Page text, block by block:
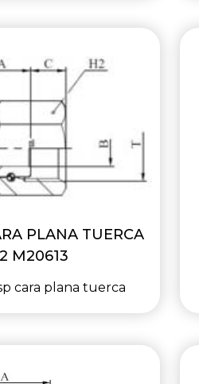
PLANA TUERCA
M20613
cara plana tuerca